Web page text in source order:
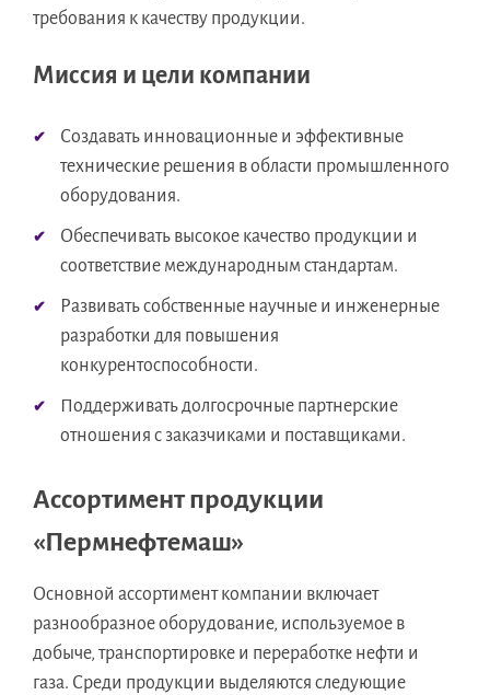
требования к качеству продукции.
Миссия и цели компании
Создавать инновационные и эффективные
технические решения в области промышленного
оборудования.
Обеспечивать высокое качество продукции и
соответствие международным стандартам.
Развивать собственные научные и инженерные
разработки для повышения
конкурентоспособности.
Поддерживать долгосрочные партнерские
отношения с заказчиками и поставщиками.
Ассортимент продукции
«Пермнефтемаш»
Основной ассортимент компании включает
разнообразное оборудование, используемое в
добыче, транспортировке и переработке нефти и
газа. Среди продукции выделяются следующие